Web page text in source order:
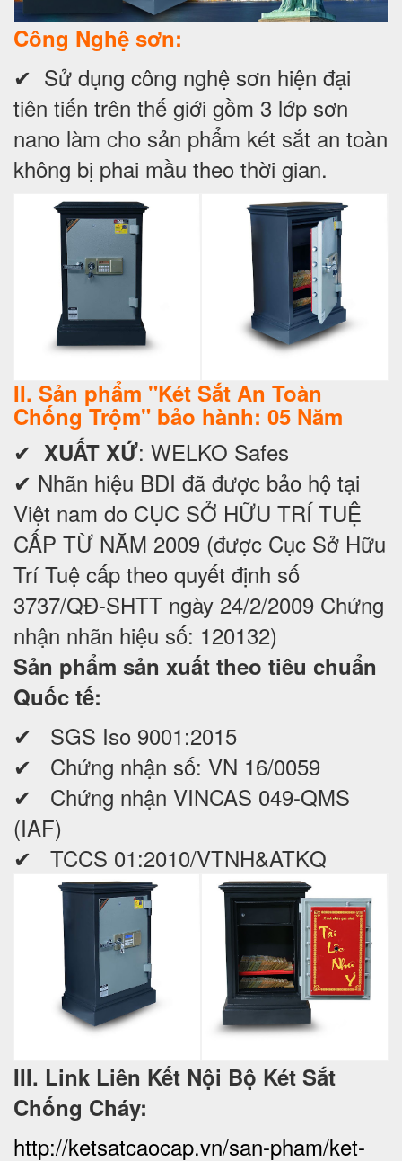
Công Nghệ sơn:
✔ Sử dụng công nghệ sơn hiện đại
tiên tiến trên thế giới gồm 3 lớp sơn
nano làm cho sản phẩm két sắt an toàn
không bị phai mầu theo thời gian.
II. Sản phẩm "Két Sắt An Toàn
Chống Trộm" bảo hành: 05 Năm
✔ XUẤT XỨ: WELKO Safes
✔ Nhãn hiệu BDI đã được bảo hộ tại
Việt nam do CỤC SỞ HỮU TRÍ TUỆ
CẤP TỪ NĂM 2009 (được Cục Sở Hữu
Trí Tuệ cấp theo quyết định số
3737/QĐ-SHTT ngày 24/2/2009 Chứng
nhận nhãn hiệu số: 120132)
Sản phẩm sản xuất theo tiêu chuẩn
Quốc tế:
✔ SGS Iso 9001:2015
✔ Chứng nhận số: VN 16/0059
✔ Chứng nhận VINCAS 049-QMS
(IAF)
✔ TCCS 01:2010/VTNH&ATKQ
III. Link Liên Kết Nội Bộ Két Sắt
Chống Cháy:
http://ketsatcaocap.vn/san-pham/ket-